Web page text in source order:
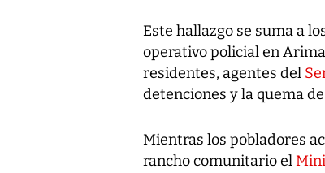
Este hallazgo se suma a
operativo policial en
residentes, agentes del
detenciones y la quema
Mientras los pobladores
rancho comunitario el